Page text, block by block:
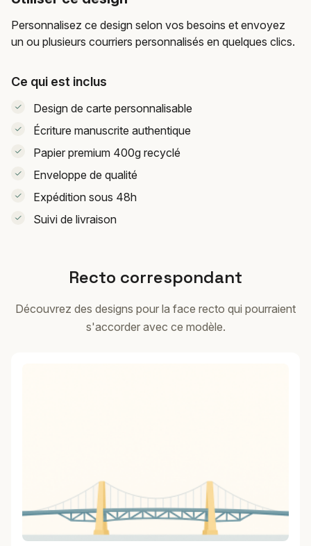
Personnalisez ce design selon vos besoins et envoyez
un ou plusieurs courriers personnalisés en quelques clics.
Ce qui est inclus
Design de carte personnalisable
Écriture manuscrite authentique
Papier premium 400g recyclé
Enveloppe de qualité
Expédition sous 48h
Suivi de livraison
Recto correspondant
Découvrez des designs pour la face recto qui pourraient
s'accorder avec ce modèle.